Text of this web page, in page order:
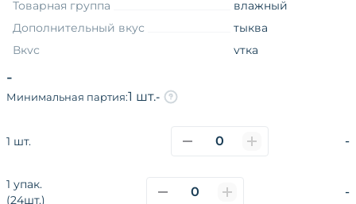
-
Минимальная партия:1 шт.-
1 шт. -
1 упак.
(24шт.)
-
Товарная группа
влажный
Дополнительный вкус
тыква
Вкус
утка
Линия торговой марки на языке
О компании
Покупателям